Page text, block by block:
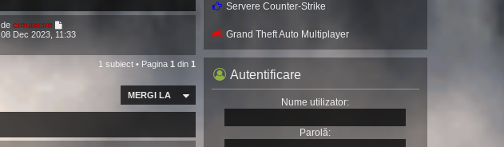
de cimaxcim
08 Dec 2023, 11:33
1 subiect • Pagina 1 din 1
MERGI LA
Servere Counter-Strike
Grand Theft Auto Multiplayer
Autentificare
Nume utilizator:
Parolă: